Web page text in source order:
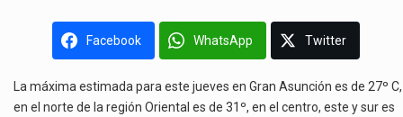
Facebook WhatsApp Twitter
La máxima estimada para este jueves en Gran Asunción es de 27º C,
en el norte de la región Oriental es de 31º, en el centro, este y sur es